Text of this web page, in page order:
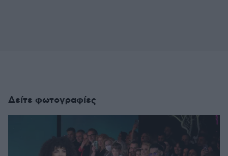
Δείτε φωτογραφίες